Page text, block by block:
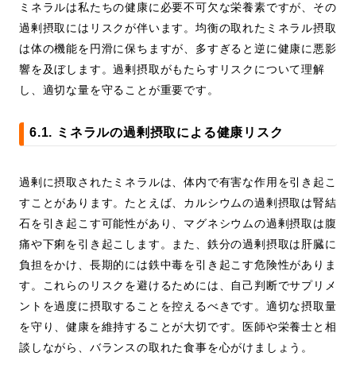
ミネラルは私たちの健康に必要不可欠な栄養素ですが、その
過剰摂取にはリスクが伴います。均衡の取れたミネラル摂取
は体の機能を円滑に保ちますが、多すぎると逆に健康に悪影
響を及ぼします。過剰摂取がもたらすリスクについて理解
し、適切な量を守ることが重要です。
6.1. ミネラルの過剰摂取による健康リスク
過剰に摂取されたミネラルは、体内で有害な作用を引き起こ
すことがあります。たとえば、カルシウムの過剰摂取は腎結
石を引き起こす可能性があり、マグネシウムの過剰摂取は腹
痛や下痢を引き起こします。また、鉄分の過剰摂取は肝臓に
負担をかけ、長期的には鉄中毒を引き起こす危険性がありま
す。これらのリスクを避けるためには、自己判断でサプリメ
ントを過度に摂取することを控えるべきです。適切な摂取量
を守り、健康を維持することが大切です。医師や栄養士と相
談しながら、バランスの取れた食事を心がけましょう。